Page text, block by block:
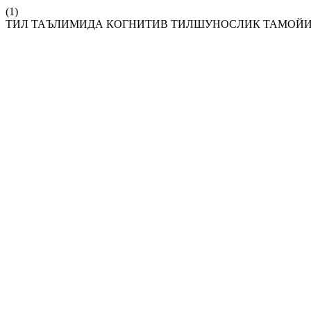
(1)
ТИЛ ТАЪЛИМИДА КОГНИТИВ ТИЛШУНОСЛИК